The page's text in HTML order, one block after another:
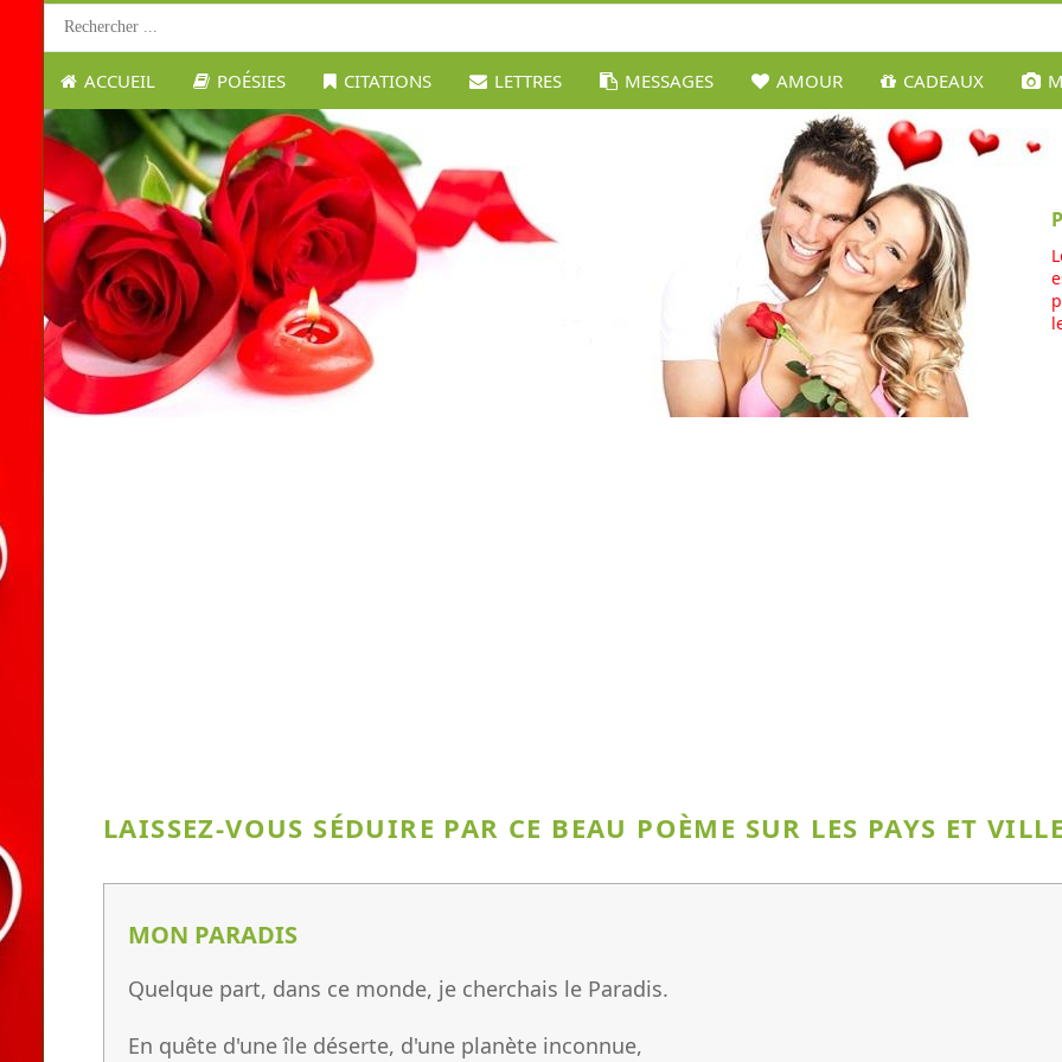
ACCUEIL POÉSIES CITATIONS LETTRES MESSAGES AMOUR CADEAUX
LAISSEZ-VOUS SÉDUIRE PAR CE BEAU POÈME SUR LES PAYS ET
MON PARADIS
Quelque part, dans ce monde, je cherchais le Paradis.
En quête d'une île déserte, d'une planète inconnue,